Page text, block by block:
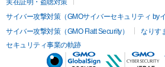
実在証明・盗聴対策
サイバー攻撃対策（GMOサイバーセキュリティ by
サイバー攻撃対策（GMO Flatt Security）
なりす
セキュリティ事業の軌跡